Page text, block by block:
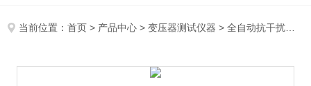
当前位置：首页 > 产品中心 >变压器测试仪器 >全自动抗干扰异频介损测试